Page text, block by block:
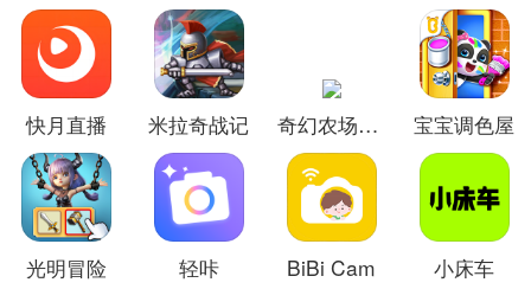
快月直播 米拉奇战记 奇幻农场物语 宝宝调色屋
光明冒险 轻咔 BiBi Cam 小床车